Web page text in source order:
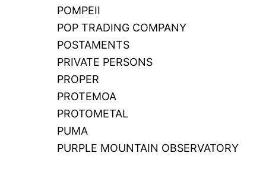
POMPEII
POP TRADING COMPANY
POSTAMENTS
PRIVATE PERSONS
PROPER
PROTEMOA
PROTOMETAL
PUMA
PURPLE MOUNTAIN OBSERVATORY